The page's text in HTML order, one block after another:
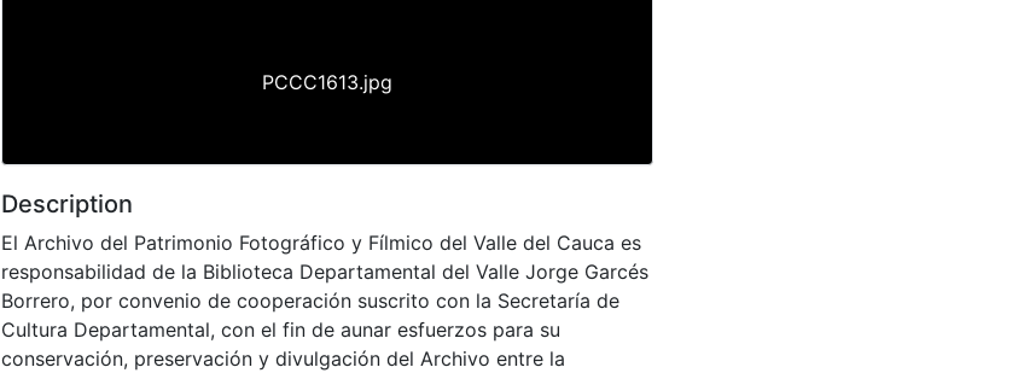
PCCC1613.jpg
Description
El Archivo del Patrimonio Fotográfico y Fílmico del Valle del Cauca es
responsabilidad de la Biblioteca Departamental del Valle Jorge Garcés
Borrero, por convenio de cooperación suscrito con la Secretaría de
Cultura Departamental, con el fin de aunar esfuerzos para su
conservación, preservación y divulgación del Archivo entre la